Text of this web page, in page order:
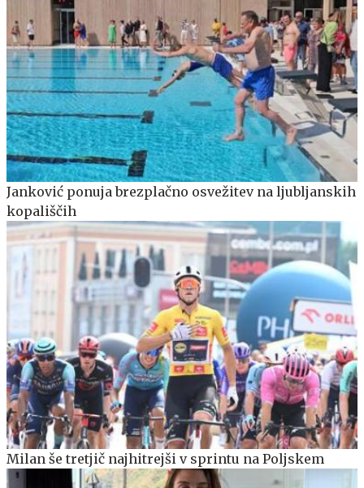
Janković ponuja brezplačno osvežitev na ljubljanskih
kopališčih
Milan še tretjič najhitrejši v sprintu na Poljskem